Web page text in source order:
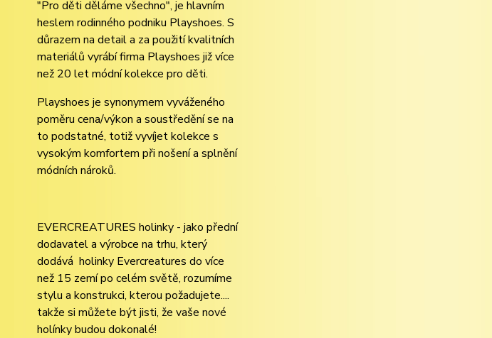
"Pro děti děláme všechno", je hlavním
heslem rodinného podniku Playshoes. S
důrazem na detail a za použití kvalitních
materiálů vyrábí firma Playshoes již více
než 20 let módní kolekce pro děti.
Playshoes je synonymem vyváženého
poměru cena/výkon a soustředění se na
to podstatné, totiž vyvíjet kolekce s
vysokým komfortem při nošení a splnění
módních nároků.
EVERCREATURES holinky - jako přední
dodavatel a výrobce na trhu, který
dodává holinky Evercreatures do více
než 15 zemí po celém světě, rozumíme
stylu a konstrukci, kterou požadujete....
takže si můžete být jisti, že vaše nové
holínky budou dokonalé!